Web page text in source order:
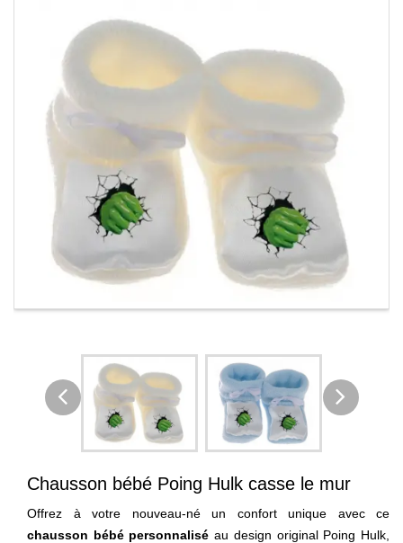
Chausson bébé Poing Hulk casse le mur
Offrez à votre nouveau-né un confort unique avec ce
chausson bébé personnalisé au design original Poing Hulk,